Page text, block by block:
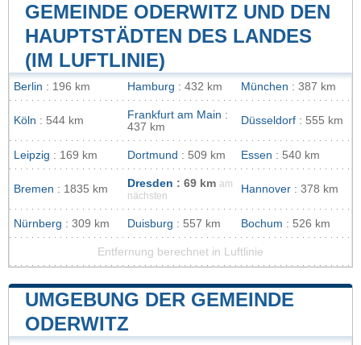
GEMEINDE ODERWITZ UND DEN
HAUPTSTÄDTEN DES LANDES
(IM LUFTLINIE)
Berlin : 196 km Hamburg : 432 km München : 387 km
Köln : 544 km Frankfurt am Main :
437 km
Düsseldorf : 555 km
Leipzig : 169 km Dortmund : 509 km Essen : 540 km
Bremen : 1835 km Dresden : 69 km am
nächsten
Hannover : 378 km
Nürnberg : 309 km Duisburg : 557 km Bochum : 526 km
Entfernung berechnet in Luftlinie
UMGEBUNG DER GEMEINDE
ODERWITZ